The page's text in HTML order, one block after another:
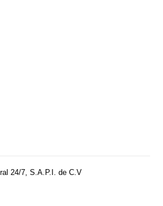
24/7, S.A.P.I. de C.V